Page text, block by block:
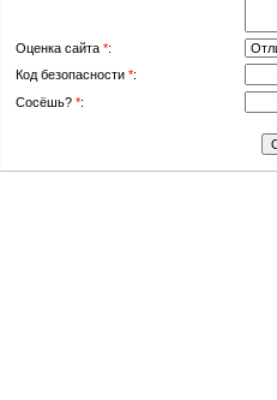
Оценка сайта *:
Код безопасности *:
Сосёшь? *: